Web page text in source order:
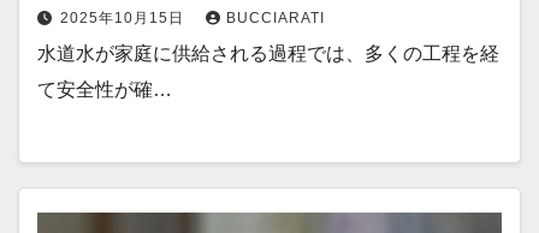
2025年10月15日 BUCCIARATI
水道水が家庭に供給される過程では、多くの工程を経
て安全性が確…